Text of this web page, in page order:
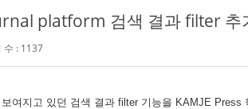
platform 검색 결과 filter 추
수 : 1137
여지고 있던 검색 결과 filter 기능을 KAMJE Press